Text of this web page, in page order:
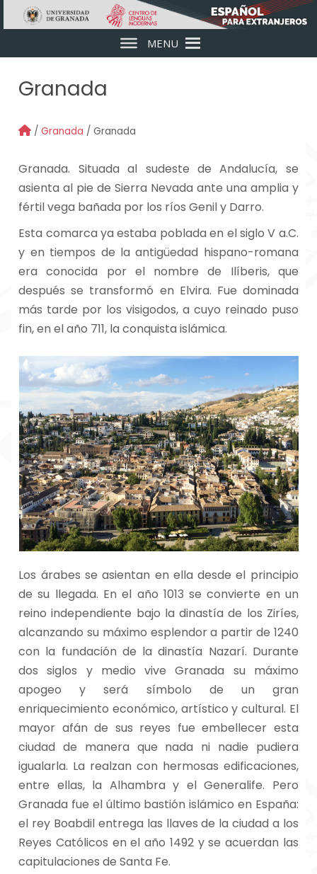
Skip to main content
MENU
Granada
/Granada / Granada
Granada. Situada al sudeste de Andalucía, se
asienta al pie de Sierra Nevada ante una amplia y
fértil vega bañada por los ríos Genil y Darro.
Esta comarca ya estaba poblada en el siglo V a.C.
y en tiempos de la antigüedad hispano-romana
era conocida por el nombre de Ilíberis, que
después se transformó en Elvira. Fue dominada
más tarde por los visigodos, a cuyo reinado puso
fin, en el año 711, la conquista islámica.
Los árabes se asientan en ella desde el principio
de su llegada. En el año 1013 se convierte en un
reino independiente bajo la dinastía de los Ziríes,
alcanzando su máximo esplendor a partir de 1240
con la fundación de la dinastía Nazarí. Durante
dos siglos y medio vive Granada su máximo
apogeo y será símbolo de un gran
enriquecimiento económico, artístico y cultural. El
mayor afán de sus reyes fue embellecer esta
ciudad de manera que nada ni nadie pudiera
igualarla. La realzan con hermosas edificaciones,
entre ellas, la Alhambra y el Generalife. Pero
Granada fue el último bastión islámico en España:
el rey Boabdil entrega las llaves de la ciudad a los
Reyes Católicos en el año 1492 y se acuerdan las
capitulaciones de Santa Fe.